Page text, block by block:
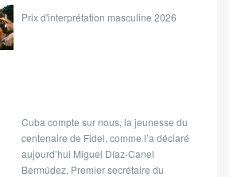
Prix d'interprétation masculine 2026
Cuba compte sur nous, la jeunesse du
centenaire de Fidel, comme l’a déclaré
aujourd’hui Miguel Díaz-Canel
Bermúdez, Premier secrétaire du